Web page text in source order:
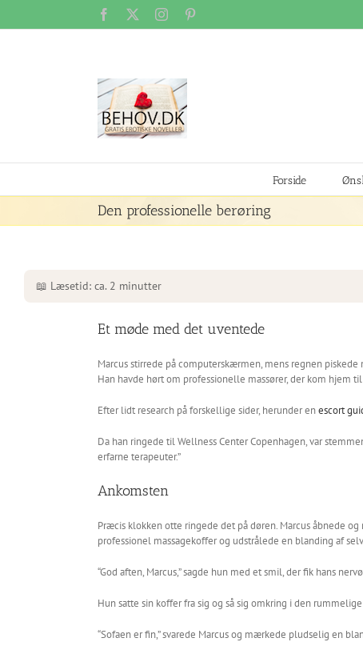
Facebook Instagram
Forside
Den professionelle berøring
📖 Læsetid: ca. 2 minutter
Et møde med det uventede
Marcus stirrede på computerskærmen, mens regnen
Han havde hørt om professionelle massører, der kom hjem
Efter lidt research på forskellige sider, herunder enescort
Da han ringede til Wellness Center Copenhagen, var
erfarne terapeuter.”
Ankomsten
Præcis klokken otte ringede det på døren. Marcus åbnede
professionel massagekoffer og udstrålede en blanding af
“God aften, Marcus,” sagde hun med et smil, der fik hans
Hun satte sin koffer fra sig og så sig omkring i den
“Sofaen er fin,” svarede Marcus og mærkede pludselig en